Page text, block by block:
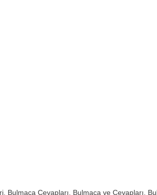
Bulmaca Cevapları, Bulmaca ve Cevapları.